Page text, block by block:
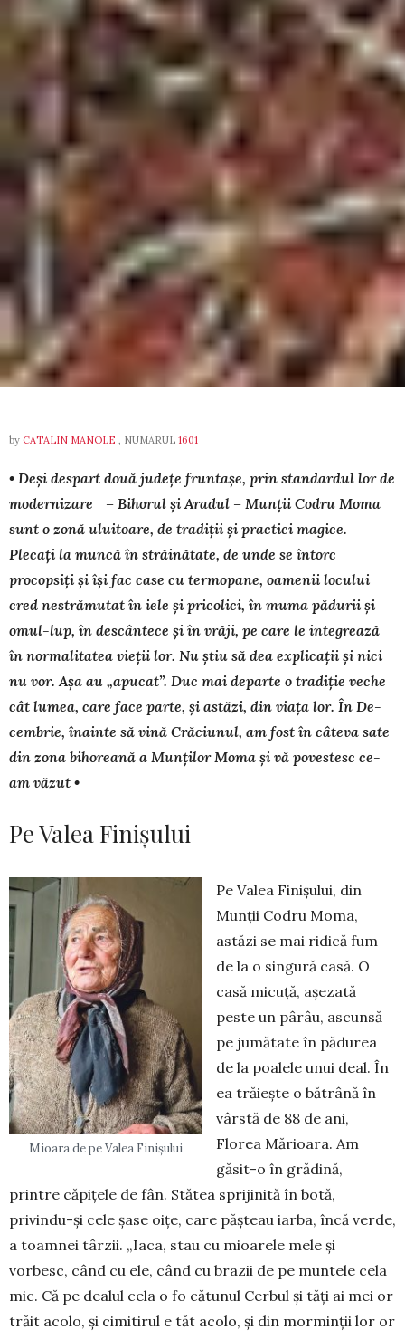
by CATALIN MANOLE , NUMĂRUL 1601
• Deși despart două județe fruntașe, prin standardul lor de
mo­der­nizare – Bihorul și Aradul – Munții Codru Moma
sunt o zonă uluitoare, de tradiții și practici magice.
Plecați la muncă în străinătate, de unde se întorc
procopsiți și își fac case cu termopane, oamenii locului
cred nestrămutat în iele și pricolici, în muma pădurii și
omul-lup, în descântece și în vrăji, pe care le in­tegrează
în normalitatea vieții lor. Nu știu să dea explicații și nici
nu vor. Așa au „apucat”. Duc mai departe o tradiție veche
cât lu­mea, care face parte, și astăzi, din viața lor. În De­
cem­brie, înainte să vină Crăciunul, am fost în câteva sate
din zona bihoreană a Munților Moma și vă povestesc ce-
am văzut •
Pe Valea Finișului
Mioara de pe Valea Finișului
Pe Valea Finișului, din
Munții Codru Moma,
astăzi se mai ridică fum
de la o singură casă. O
casă micuță, așezată
peste un pârâu, ascunsă
pe jumătate în pădurea
de la poalele unui deal. În
ea trăiește o bătrână în
vârstă de 88 de ani,
Florea Mărioara. Am
găsit-o în grădină,
printre căpițele de fân. Stătea spri­jinită în botă,
privindu-și cele șase oițe, care pășteau iarba, încă verde,
a toamnei târzii. „Iaca, stau cu mioarele mele și
vorbesc, când cu ele, când cu brazii de pe muntele cela
mic. Că pe dealul cela o fo cătunul Cerbul și tăți ai mei or
trăit acolo, și ci­mitirul e tăt acolo, și din morminții lor or